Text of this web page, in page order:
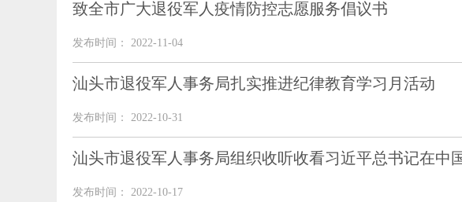
致全市广大退役军人疫情防控志愿服务倡议书
发布时间： 2022-11-04
汕头市退役军人事务局扎实推进纪律教育学习月活动
发布时间： 2022-10-31
汕头市退役军人事务局组织收听收看习近平总书记在中
发布时间： 2022-10-17